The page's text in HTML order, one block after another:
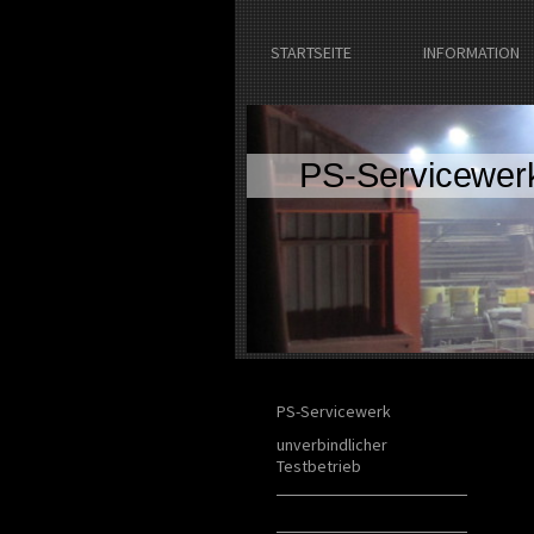
STARTSEITE INFORMATION
PS-
PS-Servicewerk
unverbindlicher
Testbetrieb